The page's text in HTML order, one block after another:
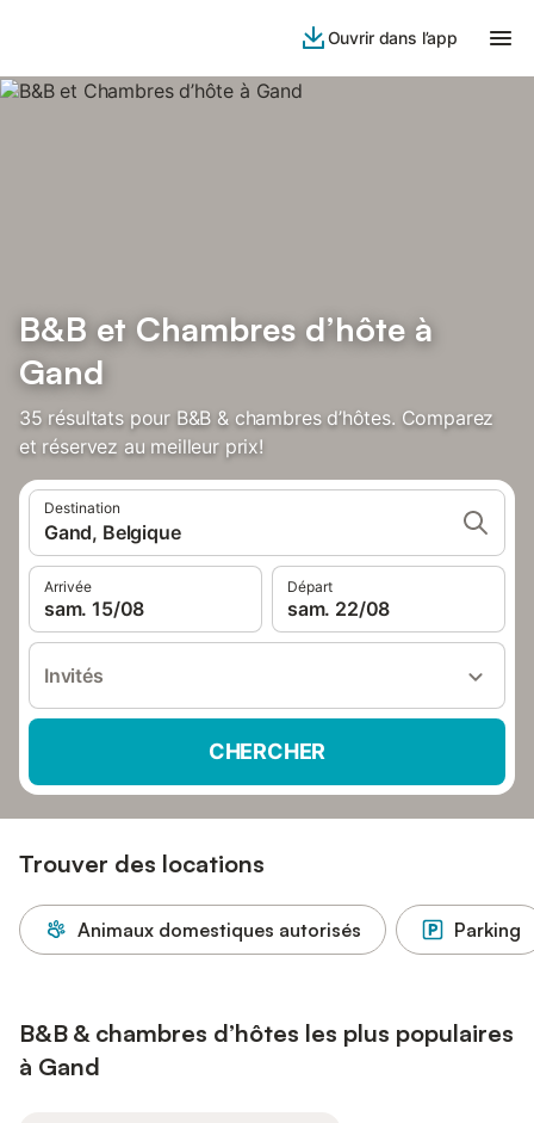
Ouvrir dans l’app
B&B et Chambres d’hôte à
Gand
35 résultats pour B&B & chambres d’hôtes. Comparez
et réservez au meilleur prix!
Destination
Gand, Belgique
Arrivée
sam. 15/08
Départ
sam. 22/08
Invités
CHERCHER
Trouver des locations
Animaux domestiques autorisés Parking
B&B & chambres d’hôtes les plus populaires
à Gand